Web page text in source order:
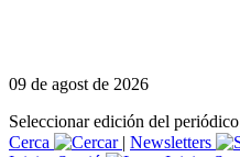
09 de agost de 2026
Seleccionar edición del periódico
Cerca
| Newsletters